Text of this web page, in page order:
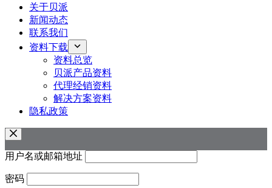
关于贝派
新闻动态
联系我们
资料下载
资料总览
贝派产品资料
代理经销资料
解决方案资料
隐私政策
用户名或邮箱地址
密码